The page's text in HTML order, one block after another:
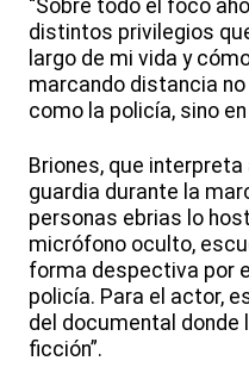
“Sobre todo el foco
distintos privilegios
largo de mi vida y
marcando distancia
como la policía, sino
Briones, que
guardia durante la
personas ebrias lo
micrófono oculto,
forma despectiva por
policía. Para el actor,
del documental donde
ficción”.